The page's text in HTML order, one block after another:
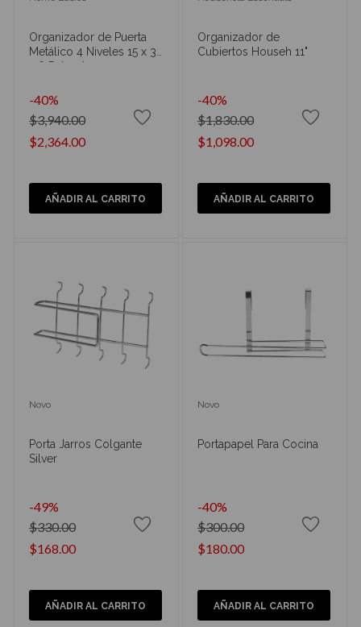
Organizador de Puerta
Metálico 4 Niveles 15 x 35
x 6 Pulgadas
$2,364.00
$3,940.00
-40%
AÑADIR AL CARRITO
Organizador de
Cubiertos Househ 11"
$1,098.00
$1,830.00
-40%
AÑADIR AL CARRITO
Novo
Porta Jarros Colgante
Silver
$168.00
$330.00
-49%
AÑADIR AL CARRITO
Novo
Portapapel Para Cocina
$180.00
$300.00
-40%
AÑADIR AL CARRITO